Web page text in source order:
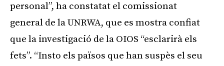
personal”, ha constatat el comissionat
general de la UNRWA, que es mostra confiat
que la investigació de la OIOS “esclarirà els
fets”. “Insto els països que han suspès el seu